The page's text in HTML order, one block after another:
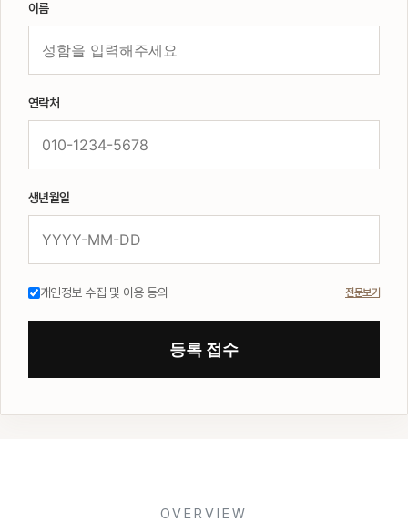
이름
연락처
생년월일
개인정보 수집 및 이용 동의 전문보기
등록 접수
OVERVIEW